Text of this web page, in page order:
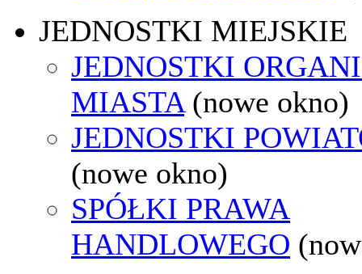
JEDNOSTKI MIEJSKIE
JEDNOSTKI
MIASTA (nowe okno)
JEDNOSTKI
(nowe okno)
SPÓŁKI PRAWA
HANDLOWEGO